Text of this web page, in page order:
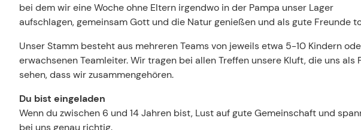
bei dem wir eine Woche ohne Eltern irgendwo in der Pampa unser Lager
aufschlagen, gemeinsam Gott und die Natur genießen und als gute Freunde
Unser Stamm besteht aus mehreren Teams von jeweils etwa 5-10 Kindern
erwachsenen Teamleiter. Wir tragen bei allen Treffen unsere Kluft, die uns
sehen, dass wir zusammengehören.
Du bist eingeladen
Wenn du zwischen 6 und 14 Jahren bist, Lust auf gute Gemeinschaft und
bei uns genau richtig.